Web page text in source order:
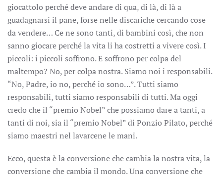
giocattolo perché deve andare di qua, di là, di là a
guadagnarsi il pane, forse nelle discariche cercando cose
da vendere… Ce ne sono tanti, di bambini così, che non
sanno giocare perché la vita li ha costretti a vivere così. I
piccoli: i piccoli soffrono. E soffrono per colpa del
maltempo? No, per colpa nostra. Siamo noi i responsabili.
“No, Padre, io no, perché io sono…”. Tutti siamo
responsabili, tutti siamo responsabili di tutti. Ma oggi
credo che il “premio Nobel” che possiamo dare a tanti, a
tanti di noi, sia il “premio Nobel” di Ponzio Pilato, perché
siamo maestri nel lavarcene le mani.
Ecco, questa è la conversione che cambia la nostra vita, la
conversione che cambia il mondo. Una conversione che